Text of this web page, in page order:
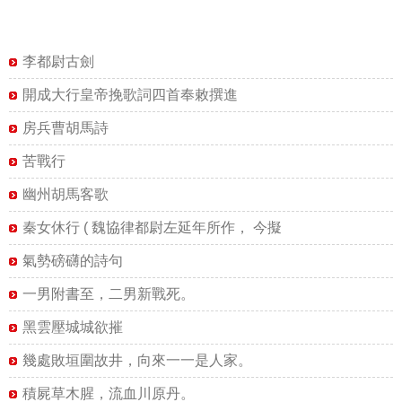
李都尉古劍
開成大行皇帝挽歌詞四首奉敕撰進
房兵曹胡馬詩
苦戰行
幽州胡馬客歌
秦女休行 ( 魏協律都尉左延年所作， 今擬
氣勢磅礴的詩句
一男附書至，二男新戰死。
黑雲壓城城欲摧
幾處敗垣圍故井，向來一一是人家。
積屍草木腥，流血川原丹。